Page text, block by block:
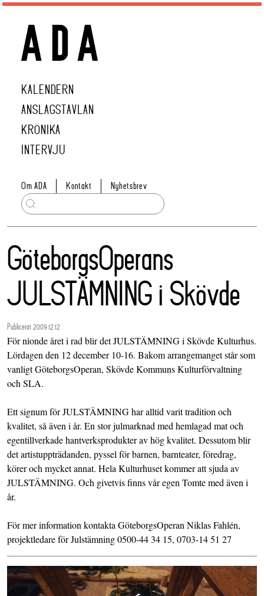
KALENDERN
ANSLAGSTAVLAN
KRÖNIKA
INTERVJU
Om ADA Kontakt Nyhetsbrev
GöteborgsOperans
JULSTÄMNING i Skövde
Publicerat 2009.12.12
För nionde året i rad blir det JULSTÄMNING i Skövde Kulturhus.
Lördagen den 12 december 10-16. Bakom arrangemanget står som
vanligt GöteborgsOperan, Skövde Kommuns Kulturförvaltning
och SLA.
Ett signum för JULSTÄMNING har alltid varit tradition och
kvalitet, så även i år. En stor julmarknad med hemlagad mat och
egentillverkade hantverksprodukter av hög kvalitet. Dessutom blir
det artistuppträdanden, pyssel för barnen, barnteater, föredrag,
körer och mycket annat. Hela Kulturhuset kommer att sjuda av
JULSTÄMNING. Och givetvis finns vår egen Tomte med även i
år.
För mer information kontakta GöteborgsOperan Niklas Fahlén,
projektledare för Julstämning 0500-44 34 15, 0703-14 51 27